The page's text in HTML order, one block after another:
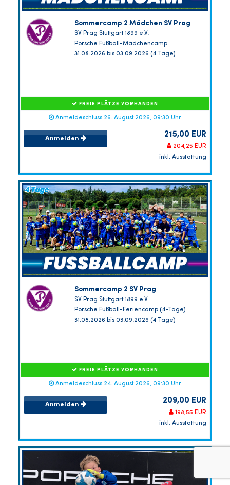
Sommercamp 2 Mädchen SV Prag
SV Prag Stuttgart 1899 e.V.
Porsche Fußball-Mädchencamp
31.08.2026 bis 03.09.2026 (4 Tage)
FREIE PLÄTZE VORHANDEN
Anmeldeschluss 26. August 2026, 09:30 Uhr
Anmelden 215,00 EUR
204,25 EUR
inkl. Ausstattung
Sommercamp 2 SV Prag
SV Prag Stuttgart 1899 e.V.
Porsche Fußball-Feriencamp (4-Tage)
31.08.2026 bis 03.09.2026 (4 Tage)
FREIE PLÄTZE VORHANDEN
Anmeldeschluss 24. August 2026, 09:30 Uhr
Anmelden 209,00 EUR
198,55 EUR
inkl. Ausstattung